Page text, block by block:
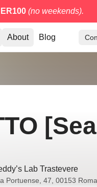
(no weekends).
About Blog
Lab Trastevere
Portuense, 47, 00153